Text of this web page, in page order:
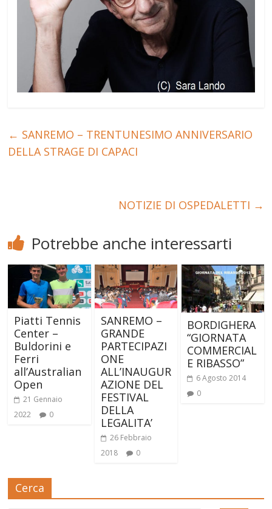
← SANREMO – TRENTUNESIMO ANNIVERSARIO
DELLA STRAGE DI CAPACI
NOTIZIE DI OSPEDALETTI →
Potrebbe anche interessarti
Piatti Tennis
Center –
Buldorini e
Ferri
all’Australian
Open
21 Gennaio
2022
0
SANREMO –
GRANDE
PARTECIPAZI
ONE
ALL’INAUGUR
AZIONE DEL
FESTIVAL
DELLA
LEGALITA’
26 Febbraio
2018
0
BORDIGHERA
“GIORNATA
COMMERCIAL
E RIBASSO”
6 Agosto 2014
0
Cerca